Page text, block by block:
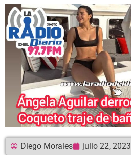
Diego Morales julio 22, 2023